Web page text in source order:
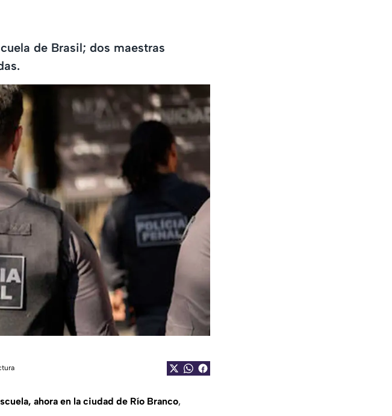
de Brasil; dos maestras
ahora en la ciudad de Río Branco,